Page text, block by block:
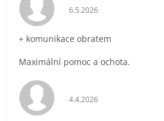
Hodnocení obchodu je
6.5.2026
+ komunikace obratem
Maximální pomoc a ochota.
Hodnocení obchodu je
4.4.2026